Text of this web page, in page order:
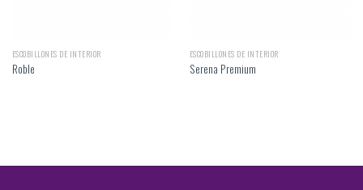
ESCOBILLONES DE INTERIOR
Roble
ESCOBILLONES DE INTERIOR
Serena Premium